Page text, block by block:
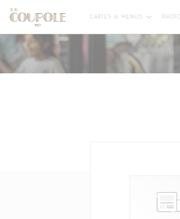
Personnalisation de vos choix en matière de cookies
CARTES & MENUS